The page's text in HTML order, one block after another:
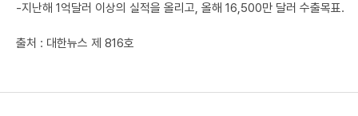
-지난해 1억달러 이상의 실적을 올리고, 올해 16,500만 달러 수출목표.
출처 : 대한뉴스 제 816호